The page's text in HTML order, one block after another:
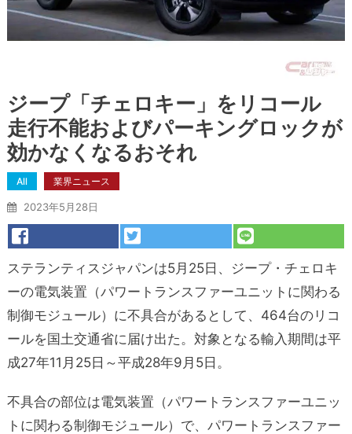
ジープ「チェロキー」をリコール
走行不能およびパーキングロックが
効かなくなるおそれ
All 業界ニュース
2023年5月28日
ステランティスジャパンは5月25日、ジープ・チェロキ
ーの電気装置（パワートランスファーユニットに関わる
制御モジュール）に不具合があるとして、464台のリコ
ールを国土交通省に届け出た。対象となる輸入期間は平
成27年11月25日～平成28年9月5日。
不具合の部位は電気装置（パワートランスファーユニッ
トに関わる制御モジュール）で、パワートランスファー